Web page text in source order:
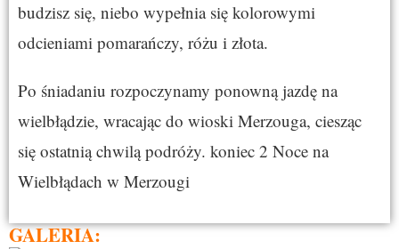
budzisz się, niebo wypełnia się kolorowymi
odcieniami pomarańczy, różu i złota.
Po śniadaniu rozpoczynamy ponowną jazdę na
wielbłądzie, wracając do wioski Merzouga, ciesząc
się ostatnią chwilą podróży. koniec 2 Noce na
Wielbłądach w Merzougi
GALERIA: